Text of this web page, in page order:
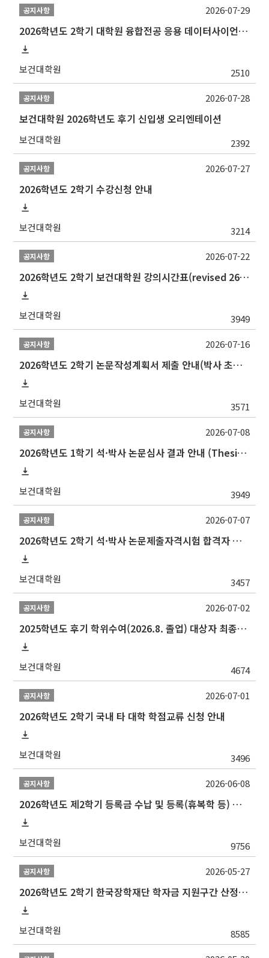
공지사항
2026학년도 2학기 대학원 융합전공 응용 데이터사이언스 선발 계획 알림
보건대학원 2510
2026-07-29
공지사항
보건대학원 2026학년도 후기 신입생 오리엔테이션
보건대학원 2392
2026-07-28
공지사항
2026학년도 2학기 수강신청 안내
보건대학원 3214
2026-07-27
공지사항
2026학년도 2학기 보건대학원 강의시간표(revised 260803)(2026 2nd SEMESTER SNU GSPH TIMETABLE)
보건대학원 3949
2026-07-22
공지사항
2026학년도 2학기 논문작성계획서 제출 안내(박사 초심 일정 포함)_Thesis Proposal
보건대학원 3571
2026-07-16
공지사항
2026학년도 1학기 석·박사 논문심사 결과 안내 (Thesis Defense Result)
보건대학원 3949
2026-07-08
공지사항
2026학년도 2학기 석·박사 논문제출자격시험 합격자 공고(TSQ Exam Result)
보건대학원 3457
2026-07-07
공지사항
2025학년도 후기 학위수여(2026.8. 졸업) 대상자 최종인준 논문 제출 안내
보건대학원 4674
2026-07-02
공지사항
2026학년도 2학기 국내 타 대학 학점교류 신청 안내
보건대학원 3496
2026-07-01
공지사항
2026학년도 제2학기 등록금 수납 및 등록(휴복학 등) 일정 안내
보건대학원 9756
2026-06-08
공지사항
2026학년도 2학기 한국장학재단 학자금 지원구간 산정 신청 안내
보건대학원 8585
2026-05-27